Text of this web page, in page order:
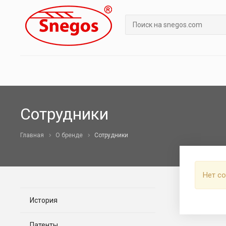
Сотрудники
Главная О бренде Сотрудники
Нет
История